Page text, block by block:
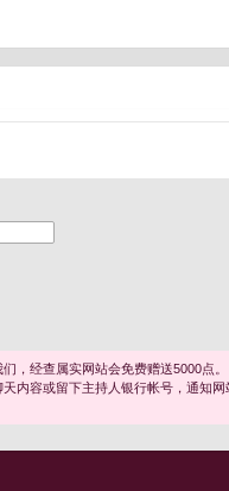
，经查属实网站会免费赠送5000点。
内容或留下主持人银行帐号，通知